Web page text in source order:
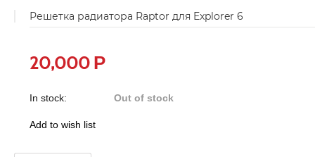
Решетка радиатора Raptor для Explorer 6
20,000 Р
In stock: Out of stock
Add to wish list